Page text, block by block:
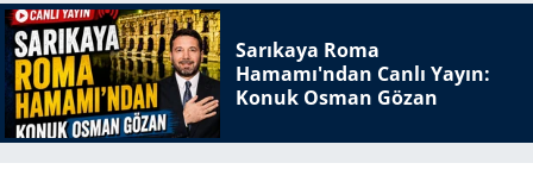
Sarıkaya Roma
Hamamı'ndan Canlı Yayın:
Konuk Osman Gözan